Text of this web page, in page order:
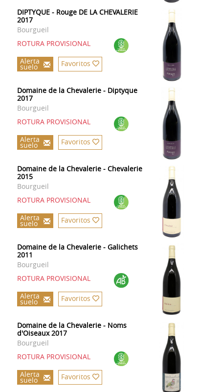
DIPTYQUE - Rouge DE LA CHEVALERIE
2017
Bourgueil
ROTURA PROVISIONAL
Alerta
suelo Favoritos
Domaine de la Chevalerie - Diptyque
2017
Bourgueil
ROTURA PROVISIONAL
Alerta
suelo Favoritos
Domaine de la Chevalerie - Chevalerie
2015
Bourgueil
ROTURA PROVISIONAL
Alerta
suelo Favoritos
Domaine de la Chevalerie - Galichets
2011
Bourgueil
ROTURA PROVISIONAL
Alerta
suelo Favoritos
Domaine de la Chevalerie - Noms
d'Oiseaux 2017
Bourgueil
ROTURA PROVISIONAL
Alerta
suelo Favoritos